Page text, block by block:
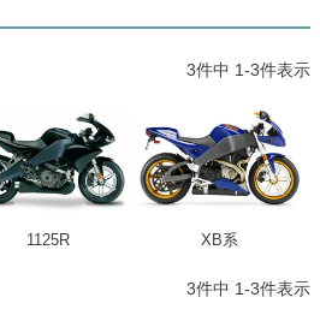
3件中 1-3件表示
1125R XB系
3件中 1-3件表示